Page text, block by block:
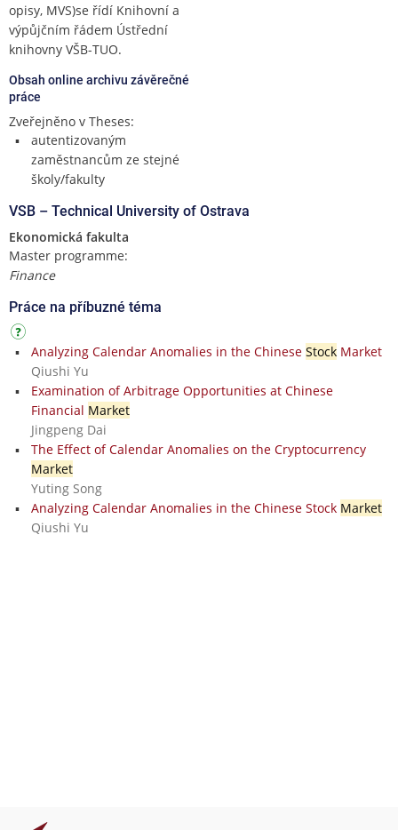
opisy, MVS)se řídí Knihovní a
výpůjčním řádem Ústřední
knihovny VŠB-TUO.
Obsah online archivu závěrečné
práce
Zveřejněno v Theses:
autentizovaným
zaměstnancům ze stejné
školy/fakulty
VSB – Technical University of Ostrava
Ekonomická fakulta
Master programme:
Finance
Práce na příbuzné téma
Analyzing Calendar Anomalies in the Chinese StockMarket
Qiushi Yu
Examination of Arbitrage Opportunities at Chinese
Financial Market
Jingpeng Dai
The Effect of Calendar Anomalies on the Cryptocurrency
Market
Yuting Song
Analyzing Calendar Anomalies in the Chinese Stock Market
Qiushi Yu